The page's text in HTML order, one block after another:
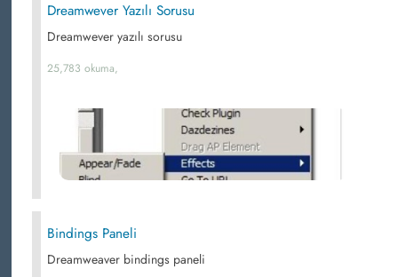
Dreamwever Yazılı Sorusu
Dreamwever yazılı sorusu
25,783 okuma,
Bindings Paneli
Dreamweaver bindings paneli